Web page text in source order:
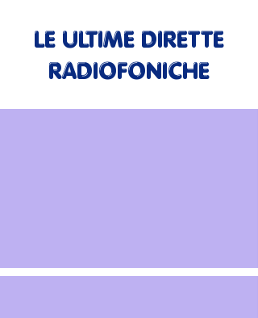
LE ULTIME DIRETTE
RADIOFONICHE